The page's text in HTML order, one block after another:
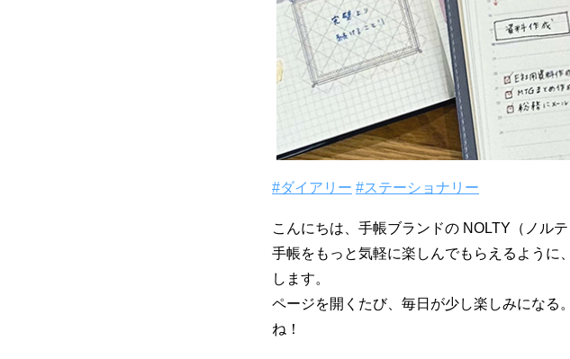
#ダイアリー #ステーショナリー
こんにちは、手帳ブランドの NOLTY（ノルテ
手帳をもっと気軽に楽しんでもらえるように
します。
ページを開くたび、毎日が少し楽しみになる
ね！